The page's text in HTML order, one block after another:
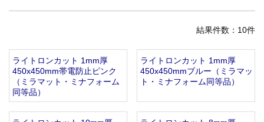
2026年 夏季休業のお知らせ...
お知らせ
2025.12.11
年末年始休業のお知らせ...
お知らせ
夏季休業のお知らせ...
お知らせ
2024.2.27
結果件数：10件
ライトロンカット 1mm厚
450x450mm帯電防止ピンク
（ミラマット・ミナフォーム
同等品）
ライトロンカット 1mm厚
450x450mmブルー（ミラマッ
ト・ミナフォーム同等品）